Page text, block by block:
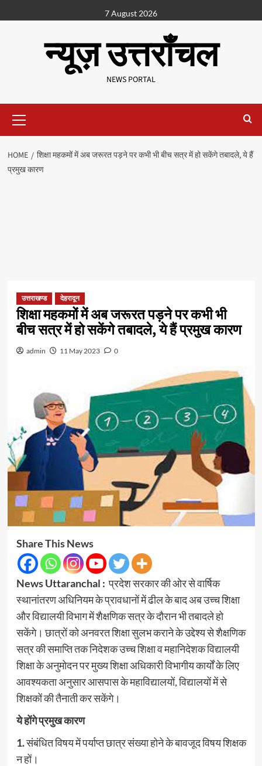
7 August 2026
न्यूज़ उत्तराँचल
NEWS PORTAL
HOME
शिक्षा महकमों में अब जरूरत पड़ने पर कभी भी बीच सत्र में हो सकेंगे तबादले, ये हैं
प्रमुख कारण
उत्तराखण्ड देहरादून
शिक्षा महकमों में अब जरूरत पड़ने पर कभी भी
बीच सत्र में हो सकेंगे तबादले, ये हैं प्रमुख कारण
admin 11 May 2023 0
Share This News
News Uttaranchal :प्रदेश सरकार की ओर से वार्षिक
स्थानांतरण अधिनियम के प्रावधानों में ढील के बाद अब उच्च शिक्षा
और विद्यालयी विभाग में शैक्षणिक सत्र के दौरान भी तबादले हो
सकेंगे। छात्रों को अनवरत शिक्षा सुलभ कराने के उद्देश्य से शैक्षणिक
सत्र की समाप्ति तक निदेशक उच्च शिक्षा व महानिदेशक विद्यालयी
शिक्षा के अनुमोदन पर मुख्य शिक्षा अधिकारी विभागीय कार्यों के लिए
आवश्यकता अनुसार आसपास के महाविद्यालयों, विद्यालयों में से
शिक्षकों की तैनाती कर सकेंगे।
ये होंगे प्रमुख कारण
1.संबंधित विषय में पर्याप्त छात्र संख्या होने के बावजूद विषय शिक्षक
न हों।